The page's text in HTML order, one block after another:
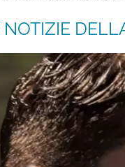
NOTIZIE